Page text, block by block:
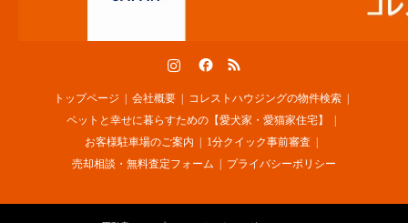
トップページ 会社概要
コレストハウジングの物件検索
ペットと幸せに暮らすための【愛犬家・愛猫家住宅】
お客様駐車場のご案内
1分クイック事前審査
売却相談・無料査定フォーム
プライバシーポリシー